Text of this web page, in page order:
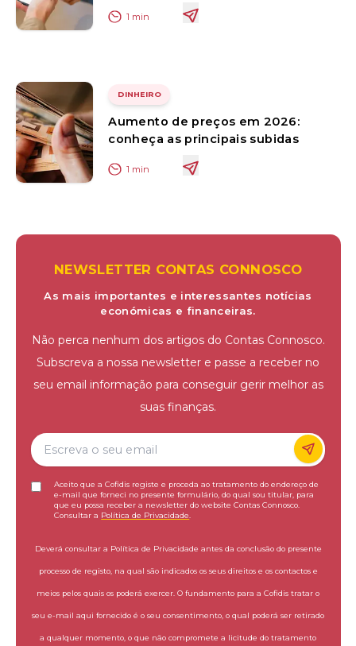
1 min
DINHEIRO
Aumento de preços em 2026:
conheça as principais subidas
1 min
NEWSLETTER CONTAS CONNOSCO
As mais importantes e interessantes notícias
económicas e financeiras.
Não perca nenhum dos artigos do Contas Connosco.
Subscreva a nossa newsletter e passe a receber no
seu email informação para conseguir gerir melhor as
suas finanças.
Aceito que a Cofidis registe e proceda ao tratamento do endereço de
e-mail que forneci no presente formulário, do qual sou titular, para
que eu possa receber a newsletter do website Contas Connosco.
Consultar a Política de Privacidade
Deverá consultar a Política de Privacidade antes da conclusão do presente
processo de registo, na qual são indicados os seus direitos e os contactos e
meios pelos quais os poderá exercer. O fundamento para a Cofidis tratar o
seu e-mail aqui fornecido é o seu consentimento, o qual poderá ser retirado
a qualquer momento, o que não compromete a licitude do tratamento